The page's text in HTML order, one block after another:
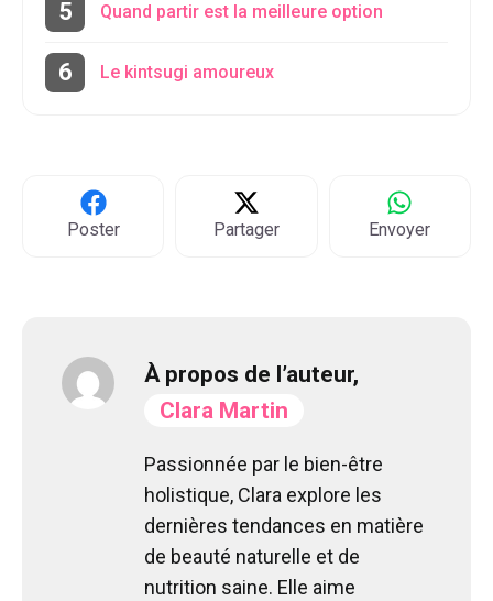
Quand partir est la meilleure option
Le kintsugi amoureux
Poster Partager Envoyer
À propos de l’auteur,
Clara Martin
Passionnée par le bien-être
holistique, Clara explore les
dernières tendances en matière
de beauté naturelle et de
nutrition saine. Elle aime